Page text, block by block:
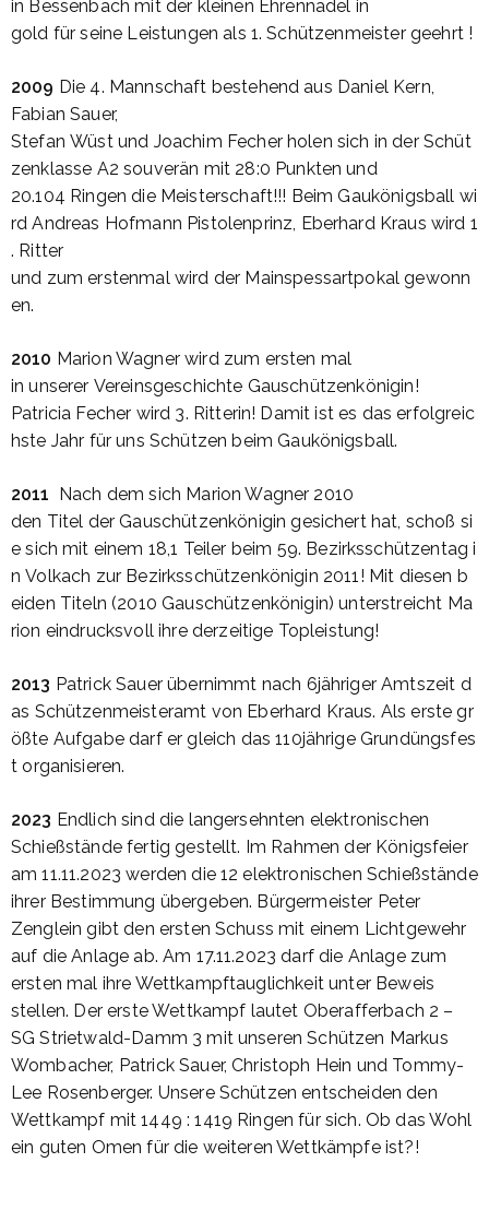
in Bessenbach mit der kleinen Ehrennadel in
gold für seine Leistungen als 1.Schützenmeister geehrt!
2009 Die 4. Mannschaft bestehend aus Daniel Kern,
FabianSauer,
StefanWüstund Joachim Fecher holen sich inder Schüt
zenklasse A2 souverän mit 28:0 Punkten und
20.104 Ringen die Meisterschaft!!! Beim Gaukönigsball wi
rd Andreas Hofmann Pistolenprinz, EberhardKraus wird 1
. Ritter
und zum erstenmal wird der Mainspessartpokal gewonn
en.
2010 Marion Wagnerwird zum ersten mal
inunserer Vereinsgeschichte Gauschützenkönigin!
Patricia Fecher wird 3. Ritterin! Damit ist es das erfolgreic
hste Jahr für uns Schützen beim Gaukönigsball.
2011 Nach dem sich Marion Wagner 2010
den Titel der Gauschützenkönigin gesicherthat, schoß si
e sich mit einem 18,1 Teiler beim 59. Bezirksschützentag i
nVolkach zur Bezirksschützenkönigin 2011! Mit diesen b
eiden Titeln (2010Gauschützenkönigin)unterstreicht Ma
rion eindrucksvoll ihre derzeitige Topleistung!
2013 PatrickSauer übernimmt nach 6jähriger Amtszeit d
as Schützenmeisteramt von Eberhard Kraus. Als erste gr
ößte Aufgabe darf er gleich das 110jährige Grundüngsfes
t organisieren.
2023 Endlich sind die langersehnten elektronischen
Schießstände fertig gestellt. Im Rahmen der Königsfeier
am 11.11.2023 werden die 12 elektronischen Schießstände
ihrer Bestimmung übergeben. Bürgermeister Peter
Zenglein gibt den ersten Schuss mit einem Lichtgewehr
auf die Anlage ab. Am 17.11.2023 darf die Anlage zum
ersten mal ihre Wettkampftauglichkeit unter Beweis
stellen. Der erste Wettkampf lautet Oberafferbach 2 –
SG Strietwald-Damm 3 mit unseren Schützen Markus
Wombacher, Patrick Sauer, Christoph Hein und Tommy-
Lee Rosenberger. Unsere Schützen entscheiden den
Wettkampf mit 1449 : 1419 Ringen für sich. Ob das Wohl
ein guten Omen für die weiteren Wettkämpfe ist?!